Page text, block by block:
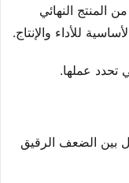
المنتج النهائي
للأداء والإنتاج.
تحدد عملها.
بين الضعف الرقيق